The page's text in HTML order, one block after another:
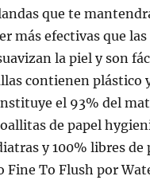
que te
más efectivas que
la piel y son
contienen plástico
el 93% del
de papel
y 100% libres
To Flush por